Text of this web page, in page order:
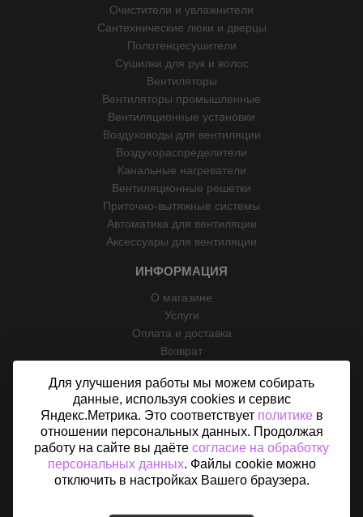
Очистители и увлажнители
Сантехнические люки и дверцы
Полотенцесушители
Сушилки для рук и волос
Вентиляторы
Вентиляторы промышленные
Вентиляционные установки
Воздуховоды для вентиляции
Воздухораспределители
Канальные нагреватели
Вентиляционные решетки
Приточно-вытяжные системы
Автоматика для вентиляции
Аксессуары для вентиляции
ИНФОРМАЦИЯ
О магазине
Услуги
Оплата и доставка
Возврат
Контакты
Политика конфиденциальности
Согласие на обработку персональных данных
Карта сайта
Для улучшения работы мы можем собирать
данные, используя cookies и сервис
Яндекс.Метрика. Это соответствует политикев
отношении персональных данных. Продолжая
работу на сайте вы даёте согласие на обработку
персональных данных. Файлы cookie можно
отключить в настройках Вашего браузера.